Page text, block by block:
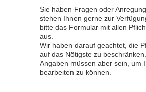
Sie haben Fragen oder
stehen Ihnen gerne zur
bitte das Formular mit allen
aus.
Wir haben darauf geachtet, die
auf das Nötigste zu
Angaben müssen aber sein, um
bearbeiten zu können.